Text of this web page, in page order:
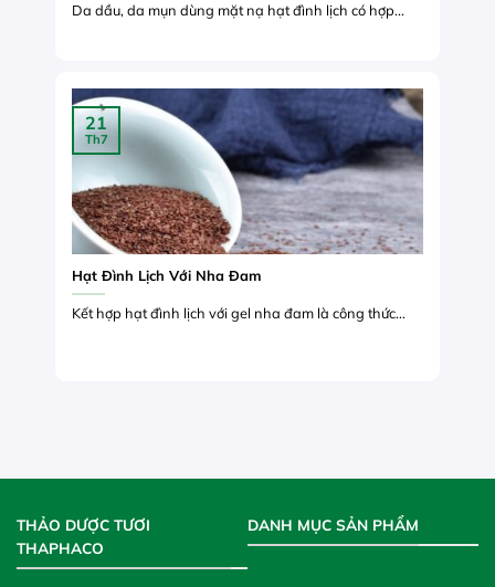
Da dầu, da mụn dùng mặt nạ hạt đình lịch có hợp...
Hạt Đình Lịch Với Nha Đam
Kết hợp hạt đình lịch với gel nha đam là công thức...
21
Th7
THẢO DƯỢC TƯƠI
THAPHACO
DANH MỤC SẢN PHẨM